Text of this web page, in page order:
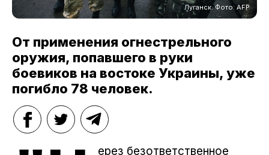
Луганск. Фото: AFP
От применения огнестрельного
оружия, попавшего в руки
боевиков на востоке Украины, уже
погибло 78 человек.
ерез безответственное